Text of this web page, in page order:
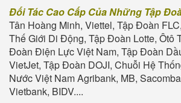
Đối Tác Cao Cấp Của Những Tập
Tân Hoàng Minh, Viettel, Tập Đoàn
Thế Giới Di Động, Tập Đoàn Lotte, Ôtô
Đoàn Điện Lực Việt Nam, Tập Đoàn
VietJet, Tập Đoàn DOJI, Chuỗi Hệ
Nước Việt Nam Agribank, MB,
Vietbank, BIDV....